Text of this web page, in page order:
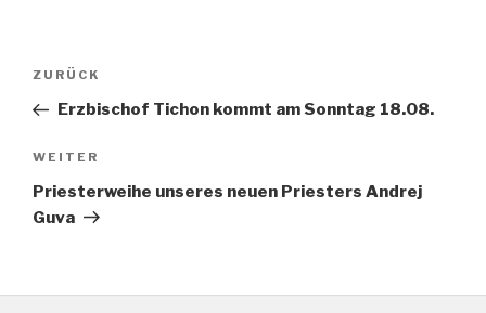
Beitragsnavigation
Vorheriger
Beitrag
ZURÜCK
Erzbischof Tichon kommt am Sonntag 18.08.
Nächster
Beitrag
WEITER
Priesterweihe unseres neuen Priesters Andrej
Guva